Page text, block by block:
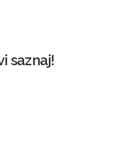
saznaj!